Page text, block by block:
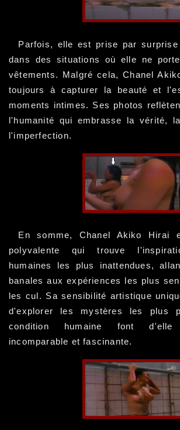
Parfois, elle est prise par
dans des situations où elle ne
vêtements. Malgré cela, Chanel
toujours à capturer la beauté et
moments intimes. Ses photos
l'humanité qui embrasse la vérité,
l'imperfection.
En somme, Chanel Akiko Hirai
polyvalente qui trouve
humaines les plus inattendues,
banales aux expériences les plus
les cul. Sa sensibilité artistique
d'explorer les mystères les plus
condition humaine font
incomparable et fascinante.